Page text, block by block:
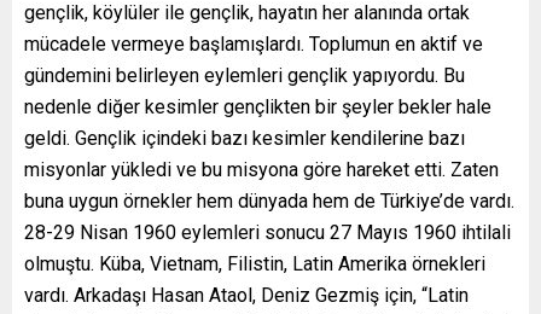
gençlik, köylüler ile gençlik, hayatın her alanında ortak
mücadele vermeye başlamışlardı. Toplumun en aktif ve
gündemini belirleyen eylemleri gençlik yapıyordu. Bu
nedenle diğer kesimler gençlikten bir şeyler bekler hale
geldi. Gençlik içindeki bazı kesimler kendilerine bazı
misyonlar yükledi ve bu misyona göre hareket etti. Zaten
buna uygun örnekler hem dünyada hem de Türkiye’de vardı.
28-29 Nisan 1960 eylemleri sonucu 27 Mayıs 1960 ihtilali
olmuştu. Küba, Vietnam, Filistin, Latin Amerika örnekleri
vardı. Arkadaşı Hasan Ataol, Deniz Gezmiş için, “Latin